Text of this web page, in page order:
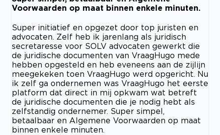
Voorwaarden op maat binnen enkele minuten.
Super initiatief en opgezet door top juristen en
advocaten. Zelf heb ik jarenlang als juridisch
secretaresse voor SOLV advocaten gewerkt die
de juridische documenten van VraagHugo mede
hebben opgesteld en heb eveneens aan de zijlijn
meegekeken toen VraagHugo werd opgericht. Nu
ik zelf ga ondernemen was VraagHugo het eerste
platform dat direct in mij opkwam wat betreft
de juridische documenten die je nodig hebt als
zelfstandig ondernemer. Super simpel,
betaalbaar en Algemene Voorwaarden op maat
binnen enkele minuten.